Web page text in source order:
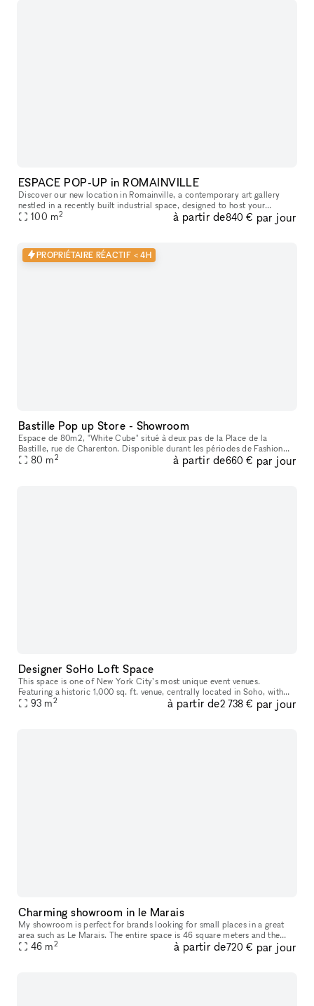
ESPACE POP-UP in ROMAINVILLE
Discover our new location in Romainville, a contemporary art gallery
nestled in a recently built industrial space, designed to host your
ephemeral projects. Situated just a few minutes from the Bobig
100 m2 à partir de840 € par jour
PROPRIÉTAIRE RÉACTIF < 4H
Bastille Pop up Store - Showroom
Espace de 80m2, "White Cube" situé à deux pas de la Place de la
Bastille, rue de Charenton. Disponible durant les périodes de Fashion
week pour présenter votre marque, préparer des évènements. Poss
80 m2 à partir de660 € par jour
Designer SoHo Loft Space
This space is one of New York City’s most unique event venues.
Featuring a historic 1,000 sq. ft. venue, centrally located in Soho, with
plenty of natural light and rustic Americana design, it will u
93 m2 à partir de2 738 € par jour
Charming showroom in le Marais
My showroom is perfect for brands looking for small places in a great
area such as Le Marais. The entire space is 46 square meters and the
showroom area is about 25 square meters. My place includes f
46 m2 à partir de720 € par jour